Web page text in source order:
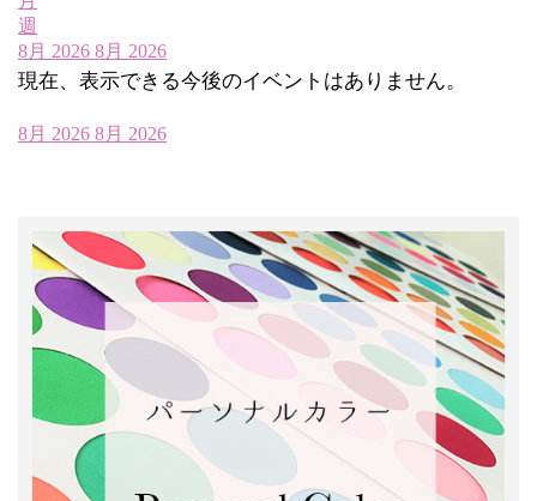
週
8月 2026 8月 2026
現在、表示できる今後のイベントはありません。
8月 2026 8月 2026